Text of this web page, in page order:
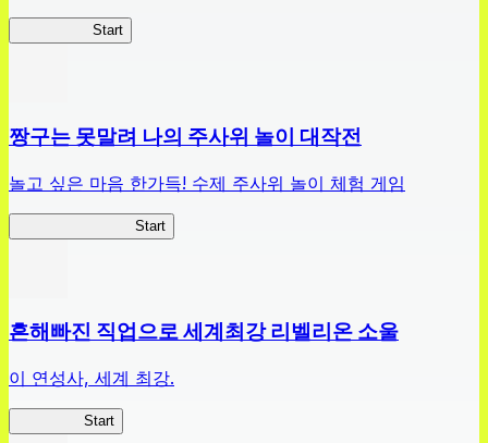
Start
짱구는 못말려 나의 주사위 놀이 대작전
놀고 싶은 마음 한가득! 수제 주사위 놀이 체험 게임
Start
흔해빠진 직업으로 세계최강 리벨리온 소울
이 연성사, 세계 최강.
Start